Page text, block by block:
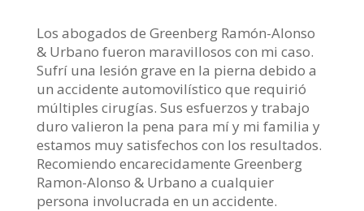
Los abogados de Greenberg Ramón-Alonso
& Urbano fueron maravillosos con mi caso.
Sufrí una lesión grave en la pierna debido a
un accidente automovilístico que requirió
múltiples cirugías. Sus esfuerzos y trabajo
duro valieron la pena para mí y mi familia y
estamos muy satisfechos con los resultados.
Recomiendo encarecidamente Greenberg
Ramon-Alonso & Urbano a cualquier
persona involucrada en un accidente.